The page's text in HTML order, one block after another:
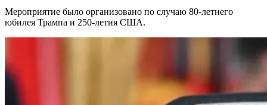
Мероприятие было организовано по случаю 80-летнего
юбилея Трампа и 250-летия США.